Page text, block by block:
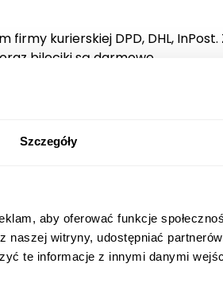
Szczegóły
aby oferować funkcje
witryny, udostępniać
te informacje z innymi danymi
k
a
i
w
a
D
kurierskiej DPD, DHL, InPost.
bileciki są darmowe.
są objęte dostawą.